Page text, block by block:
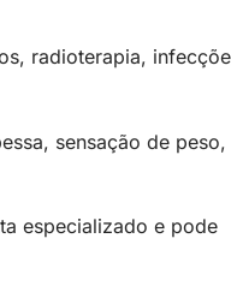
radioterapia,
sensação de peso,
especializado e pode